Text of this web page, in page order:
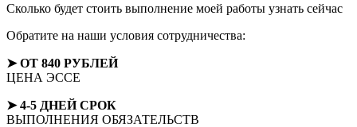
Сколько будет стоить выполнение моей работы узнать сейчас
Обратите на наши условия сотрудничества:
➤ ОТ 840 РУБЛЕЙ
ЦЕНА ЭССЕ
➤ 4-5 ДНЕЙ СРОК
ВЫПОЛНЕНИЯ ОБЯЗАТЕЛЬСТВ